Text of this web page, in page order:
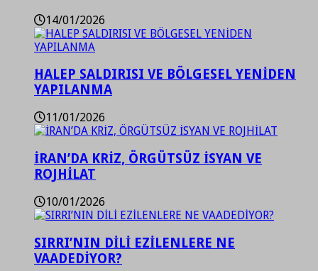
14/01/2026
HALEP SALDIRISI VE BÖLGESEL YENİDEN
YAPILANMA
11/01/2026
İRAN’DA KRİZ, ÖRGÜTSÜZ İSYAN VE
ROJHİLAT
10/01/2026
SIRRI’NIN DİLİ EZİLENLERE NE
VAADEDİYOR?